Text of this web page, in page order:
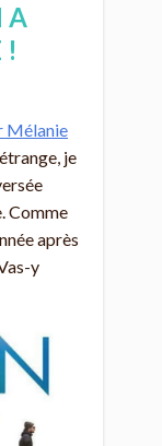
A
!
Mélanie
je
Comme
après
y